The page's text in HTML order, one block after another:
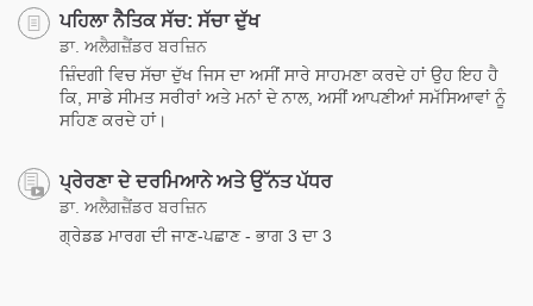
ਪਹਿਲਾ ਨੈਤਿਕ ਸੱਚ: ਸੱਚਾ ਦੁੱਖ
ਡਾ. ਅਲੈਗਜ਼ੈਂਡਰ ਬਰਜ਼ਿਨ
ਜ਼ਿੰਦਗੀ ਵਿਚ ਸੱਚਾ ਦੁੱਖ ਜਿਸ ਦਾ ਅਸੀਂ ਸਾਰੇ ਸਾਹਮਣਾ ਕਰਦੇ ਹਾਂ ਉਹ ਇਹ ਹੈ
ਕਿ, ਸਾਡੇ ਸੀਮਤ ਸਰੀਰਾਂ ਅਤੇ ਮਨਾਂ ਦੇ ਨਾਲ, ਅਸੀਂ ਆਪਣੀਆਂ ਸਮੱਸਿਆਵਾਂ ਨੂੰ
ਸਹਿਣ ਕਰਦੇ ਹਾਂ।
ਪ੍ਰੇਰਣਾ ਦੇ ਦਰਮਿਆਨੇ ਅਤੇ ਉੱਨਤ ਪੱਧਰ
ਡਾ. ਅਲੈਗਜ਼ੈਂਡਰ ਬਰਜ਼ਿਨ
ਗ੍ਰੇਡਡ ਮਾਰਗ ਦੀ ਜਾਣ-ਪਛਾਣ - ਭਾਗ 3 ਦਾ 3